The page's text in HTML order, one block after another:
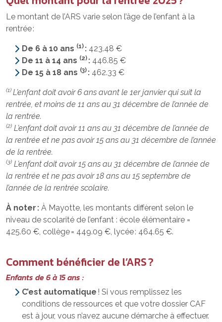
Le montant de l’ARS varie selon l’âge de l’enfant à la
rentrée :
De 6 à 10 ans (1) : 423.48 €
De 11 à 14 ans (2) : 446.85 €
De 15 à 18 ans (3) : 462.33 €
(1) L’enfant doit avoir 6 ans avant le 1er janvier qui suit la
rentrée, et moins de 11 ans au 31 décembre de l’année de
la rentrée.
(2) L’enfant doit avoir 11 ans au 31 décembre de l’année de
la rentrée et ne pas avoir 15 ans au 31 décembre de l’année
de la rentrée.
(3) L’enfant doit avoir 15 ans au 31 décembre de l’année de
la rentrée et ne pas avoir 18 ans au 15 septembre de
l’année de la rentrée scolaire.
À noter : À Mayotte, les montants diffèrent selon le
niveau de scolarité de l’enfant : école élémentaire =
425.60 €, collège = 449.09 €, lycée : 464.65 €.
Comment bénéficier de l’ARS ?
Enfants de 6 à 15 ans :
C’est automatique ! Si vous remplissez les
conditions de ressources et que votre dossier CAF
est à jour, vous n’avez aucune démarche à effectuer.